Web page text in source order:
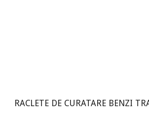
RACLETE DE CURATARE BENZI